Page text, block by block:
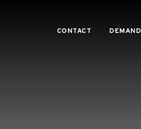
CONTACT